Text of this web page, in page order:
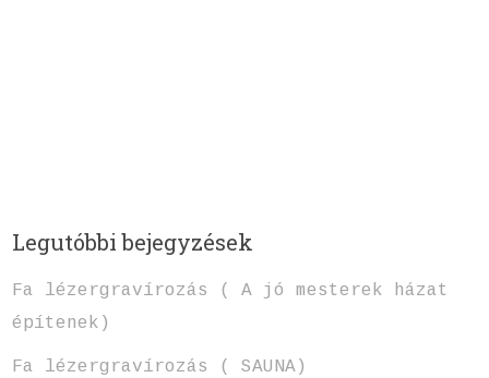
Legutóbbi bejegyzések
Fa lézergravírozás ( A jó mesterek házat
építenek)
Fa lézergravírozás ( SAUNA)